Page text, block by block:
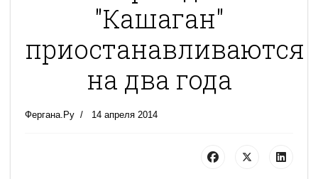
"Кашаган"
приостанавливаются
на два года
Фергана.Ру 14 апреля 2014